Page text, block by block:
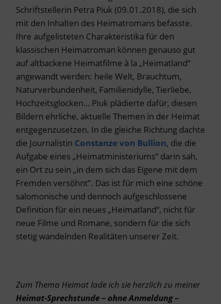
Schriftstellerin Petra Piuk (09.01.2018), die sich
mit den Inhalten des Heimatromans befasste.
Ihre aufgelisteten Charakteristika für den
klassischen Heimatroman können genauso gut
auf altbackene Heimatfilme à la „Heimatland“
angewandt werden: heile Welt, Brauchtum,
Naturverbundenheit, Familienidylle, Tierliebe,
Hochzeitsglocken… Piuk plädierte dafür, diesen
Bildern ehrliche, aktuelle Themen in der Heimat
entgegenzusetzen. In die gleiche Richtung dachte
die Journalistin Constanze von Bullion, die die
Aufgabe eines „Heimatministeriums“ darin sah,
ein Ort zu sein „in dem sich das Eigene mit dem
Fremden versöhnt“. Das ist für mich eine schöne
salomonische und dennoch aufgeschlossene
Definition für ein neues „Heimatland“, nicht für
neue Filme und Romane, sondern für die sich
stetig wandelnden Realitäten unserer Zeit.
Zum Thema Heimat lade ich sie herzlich zu meiner
Heimat-Sprechstunde – ohne Anmeldung –